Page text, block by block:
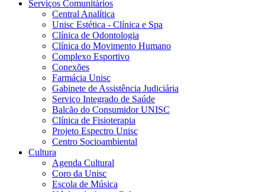
Serviços Comunitários
Central Analítica
Unisc Estética - Clínica e Spa
Clínica de Odontologia
Clínica do Movimento Humano
Complexo Esportivo
Conexões
Farmácia Unisc
Gabinete de Assistência Judiciária
Serviço Integrado de Saúde
Balcão do Consumidor UNISC
Clínica de Fisioterapia
Projeto Espectro Unisc
Centro Socioambiental
Cultura
Agenda Cultural
Coro da Unisc
Escola de Música